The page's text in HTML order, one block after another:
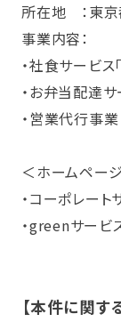
所在地 ：東京
事業内容：
・社食サービ
・お弁当配達
・営業代行事業
＜ホームペー
・コーポレート
・greenサービ
【本件に関す